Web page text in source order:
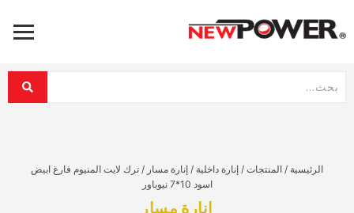
الرئيسية / المنتجات / إنارة داخلية / إنارة مسار / ترك لايت المنيوم فارغ ابيض
اسود 10*7 نيوباور
إنارة مسار